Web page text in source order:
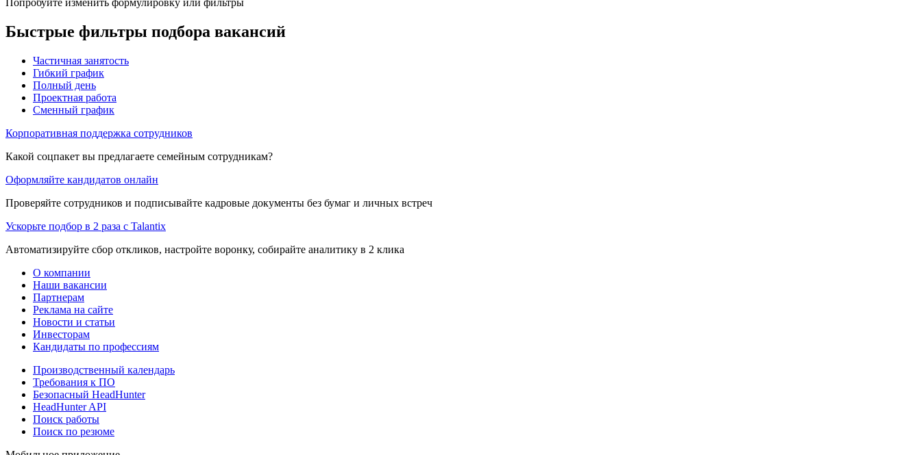
Быстрые фильтры подбора вакансий
Частичная занятость
Гибкий график
Полный день
Проектная работа
Сменный график
Корпоративная поддержка сотрудников
Какой соцпакет вы предлагаете семейным сотрудникам?
Оформляйте кандидатов онлайн
Проверяйте сотрудников и подписывайте кадровые документы без бумаг и личных встреч
Ускорьте подбор в 2 раза с Talantix
Автоматизируйте сбор откликов, настройте воронку, собирайте аналитику в 2 клика
О компании
Наши вакансии
Партнерам
Реклама на сайте
Новости и статьи
Инвесторам
Кандидаты по профессиям
Производственный календарь
Требования к ПО
Безопасный HeadHunter
HeadHunter API
Поиск работы
Поиск по резюме